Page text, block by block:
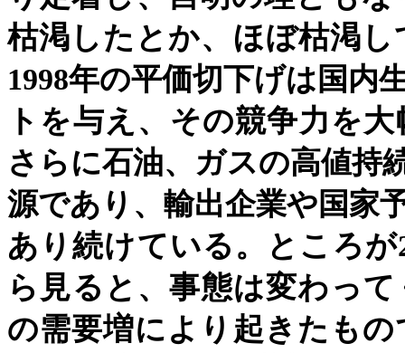
枯渇したとか、ほぼ枯渇
1998年の平価切下げは国内
トを与え、その競争力を
さらに石油、ガスの高値持
源であり、輸出企業や国家
あり続けている。ところが
ら見ると、事態は変わっ
の需要増により起きたも